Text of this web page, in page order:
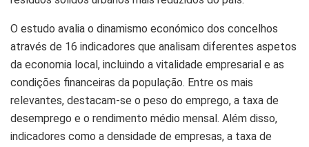
O estudo avalia o dinamismo económico dos concelhos
através de 16 indicadores que analisam diferentes aspetos
da economia local, incluindo a vitalidade empresarial e as
condições financeiras da população. Entre os mais
relevantes, destacam-se o peso do emprego, a taxa de
desemprego e o rendimento médio mensal. Além disso,
indicadores como a densidade de empresas, a taxa de